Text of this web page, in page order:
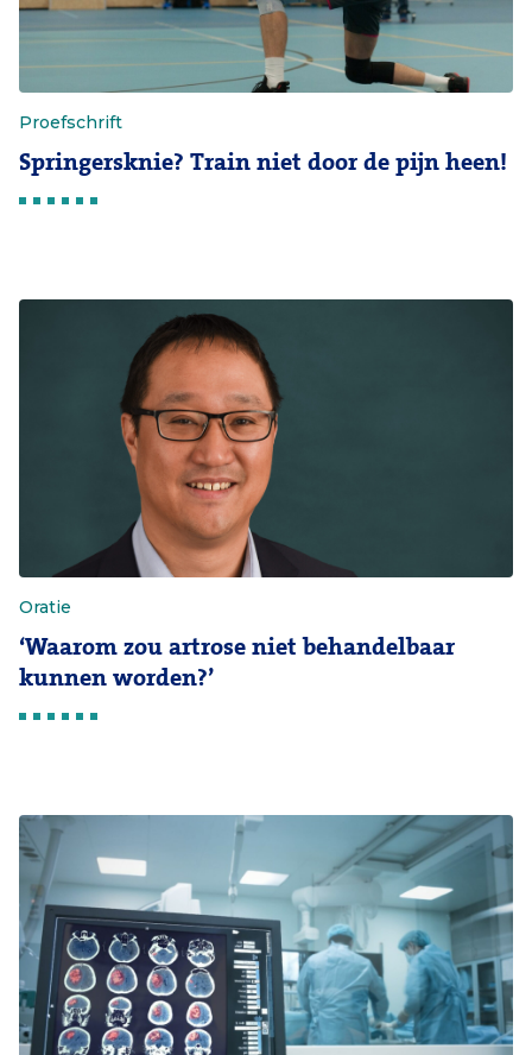
Proefschrift
Springersknie? Train niet door de pijn heen!
Oratie
‘Waarom zou artrose niet behandelbaar
kunnen worden?’